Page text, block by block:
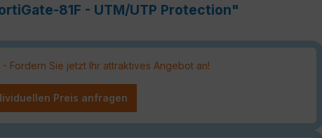
81F - UTM/UTP Protection"
Fordern Sie jetzt Ihr attraktives Angebot an!
Preis anfragen